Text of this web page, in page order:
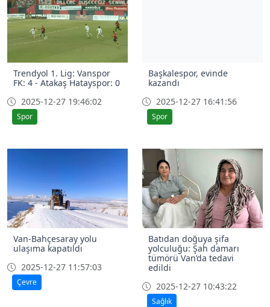
Trendyol 1. Lig: Vanspor
FK: 4 - Atakaş Hatayspor: 0
2025-12-27 19:46:02
Spor
Başkalespor, evinde
kazandı
2025-12-27 16:41:56
Spor
Van-Bahçesaray yolu
ulaşıma kapatıldı
2025-12-27 11:57:03
Çevre
Batıdan doğuya şifa
yolculuğu: Şah damarı
tümörü Van’da tedavi
edildi
2025-12-27 10:43:22
Sağlık